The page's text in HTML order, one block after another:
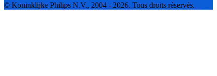
© Koninklijke Philips N.V., 2004 - 2026. Tous droits réservés.